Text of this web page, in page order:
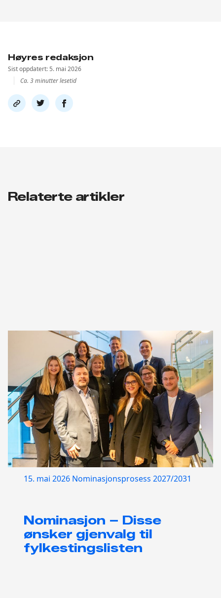
Høyres redaksjon
Sist oppdatert: 5. mai 2026
Ca. 3 minutter lesetid
Del
link
Del
på
Del
på
Relaterte artikler
15. mai 2026 Nominasjonsprosess 2027/2031
Nominasjon – Disse
ønsker gjenvalg til
fylkestingslisten